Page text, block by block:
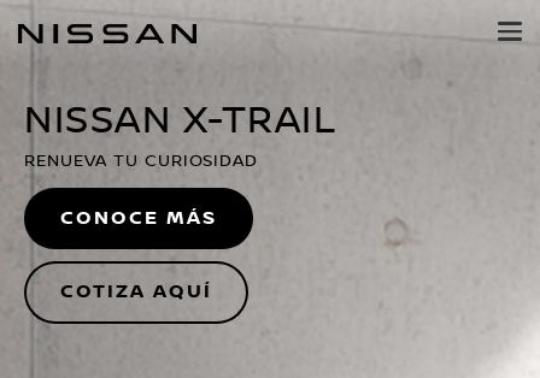
NISSAN PERÚ
NISSAN X-TRAIL
RENUEVA TU CURIOSIDAD
CONOCE MÁS
COTIZA AQUÍ